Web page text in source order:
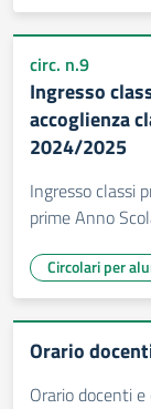
circ. n.9
Ingresso
accoglienza
2024/2025
Ingresso classi
prime Anno
Circolari per
Orario
Orario docenti